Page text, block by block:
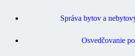
Správa bytov a
Osvedčovanie